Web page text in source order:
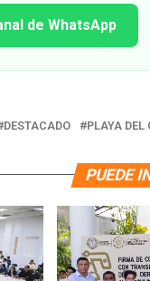
de WhatsApp
DESTACADO PLAYA DEL
PUEDE